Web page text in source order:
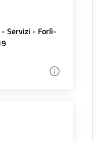
Servizi - Forlì-